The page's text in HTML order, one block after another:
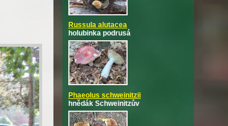
Russula alutacea
holubinka podrusá
Phaeolus schweinitzii
hnědák Schweinitzův